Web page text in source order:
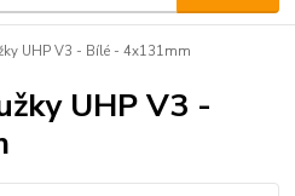
UHP V3 - Bílé - 4x131mm
UHP V3 -